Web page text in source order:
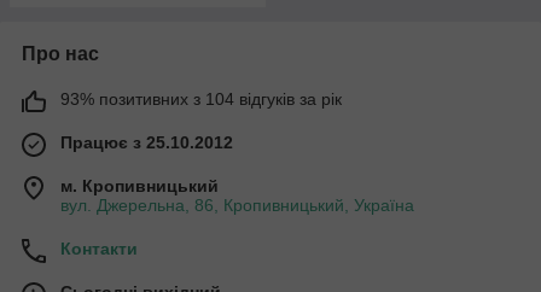
Про нас
93% позитивних з 104 відгуків за рік
Працює з 25.10.2012
м. Кропивницький
вул. Джерельна, 86, Кропивницький, Україна
Контакти